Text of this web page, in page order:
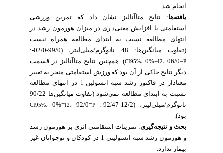
انجام شد
یافته‌ها: نتایج متاآنالیز نشان داد که تمرین ورزشی
استقامتی با افزایش معنی‌داری در میزان هورمون رشد در
انتهای مطالعه نسبت به ابتدای مطالعه همراه نیست
(تفاوت میانگین‌ها: 48 نانوگرم/میلی‌لیتر، (99/0-02/0-:
CI95%، 0%=I2، 06/0=
). همچنین نتایج متاآنالیز در قسمت
دیگر نتایج حاکی از آن بود که ورزش استقامتی منجر به تغییر
معنادار در فاکتور رشد شبه انسولین-1 در انتهای مطالعه
نسبت به ابتدای مطالعه نمی‌شود (تفاوت میانگین‌ها 90/22
نانوگرم/میلی‌لیتر، (12/2-92/47-:
CI95% ، 0%=I2 ، 92/0= P
بود).
بحث و نتیجه‌گیری :تمرینات استقامتی اثری بر هورمون رشد
و هورمون رشد شبه انسولینی 1 در کودکان و نوجوانان غیر
بیمار ندارد.